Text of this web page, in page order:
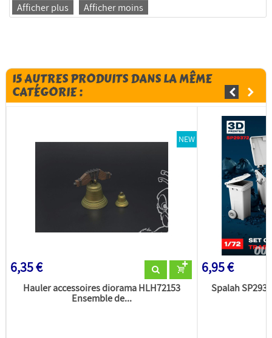
Afficher plus Afficher moins
15 AUTRES PRODUITS DANS LA MÊME
CATÉGORIE :
NEW
6,35 €
Hauler accessoires diorama HLH72153
Ensemble de...
6,95 €
Spalah